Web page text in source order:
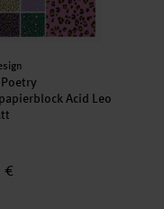
Acid Leo
€